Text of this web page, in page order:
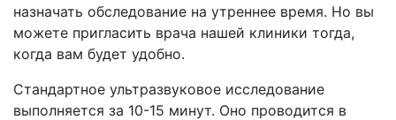
назначать обследование на утреннее время. Но вы
можете пригласить врача нашей клиники тогда,
когда вам будет удобно.
Стандартное ультразвуковое исследование
выполняется за 10-15 минут. Оно проводится в